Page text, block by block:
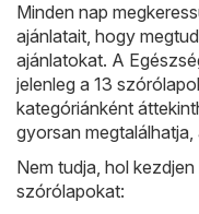
Minden nap
ajánlatait, hogy
ajánlatokat. A
jelenleg a 13
kategóriánként
gyorsan
Nem tudja, hol
szórólapokat: